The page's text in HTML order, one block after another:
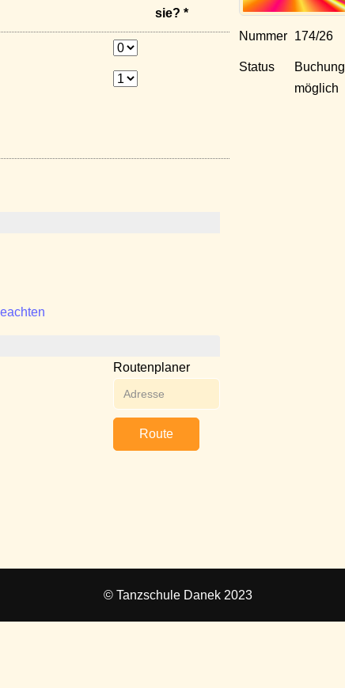
sie? *
Routenplaner
Route
Nummer 174/26
Status
Buchung
möglich
© Tanzschule Danek 2023